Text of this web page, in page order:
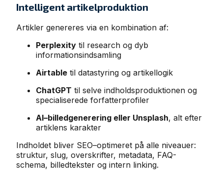
Intelligent artikelproduktion
Artikler genereres via en kombination af:
Perplexity til research og dyb
informationsindsamling
Airtable til datastyring og artikellogik
ChatGPT til selve indholdsproduktionen og
specialiserede forfatterprofiler
AI–billedgenerering eller Unsplash, alt efter
artiklens karakter
Indholdet bliver SEO–optimeret på alle niveauer:
struktur, slug, overskrifter, metadata, FAQ-
schema, billedtekster og intern linking.